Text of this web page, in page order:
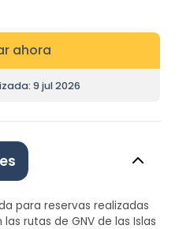
ahora
9 jul 2026
para reservas realizadas
rutas de GNV de las Islas